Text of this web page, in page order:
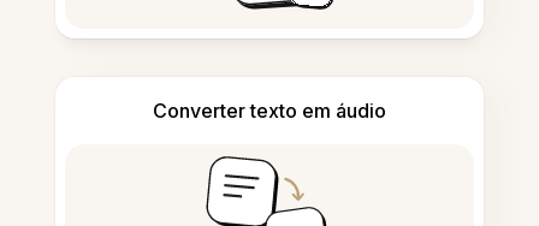
Converter texto em áudio